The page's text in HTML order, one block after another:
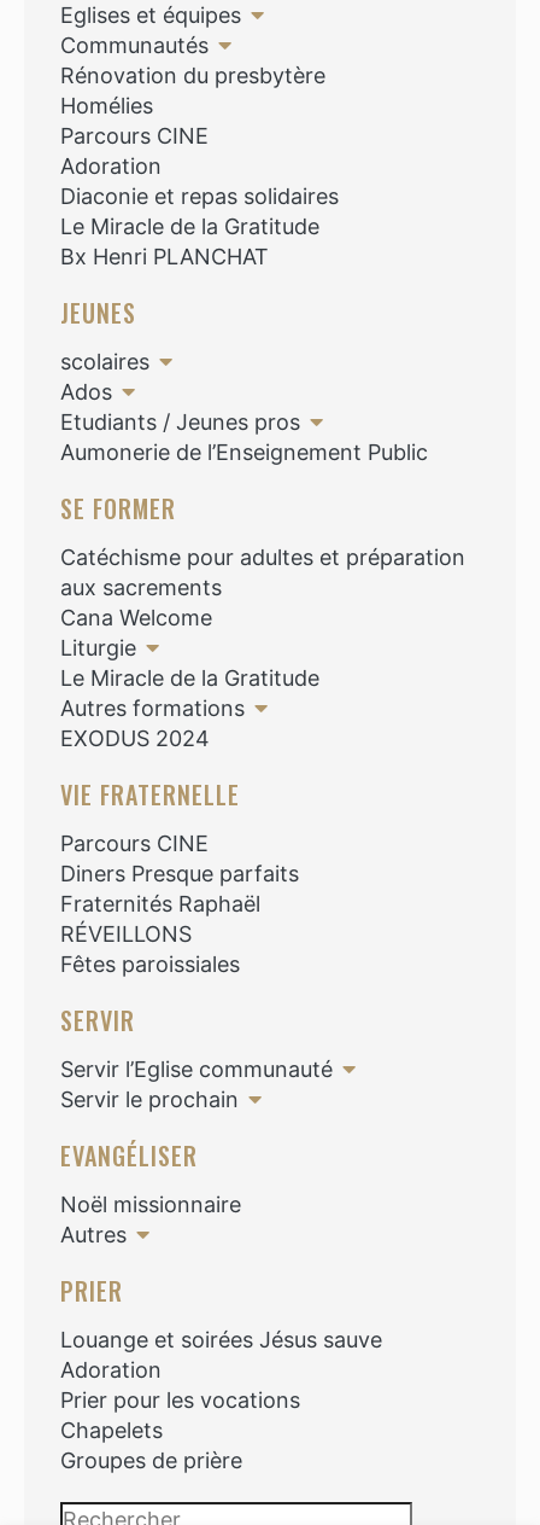
Eglises et équipes
Communautés
Rénovation du presbytère
Homélies
Parcours CINE
Adoration
Diaconie et repas solidaires
Le Miracle de la Gratitude
Bx Henri PLANCHAT
JEUNES
scolaires
Ados
Etudiants / Jeunes pros
Aumonerie de l’Enseignement Public
SE FORMER
Catéchisme pour adultes et préparation
aux sacrements
Cana Welcome
Liturgie
Le Miracle de la Gratitude
Autres formations
EXODUS 2024
VIE FRATERNELLE
Parcours CINE
Diners Presque parfaits
Fraternités Raphaël
RÉVEILLONS
Fêtes paroissiales
SERVIR
Servir l’Eglise communauté
Servir le prochain
EVANGÉLISER
Noël missionnaire
Autres
PRIER
Louange et soirées Jésus sauve
Adoration
Prier pour les vocations
Chapelets
Groupes de prière